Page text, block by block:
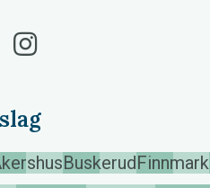
vår Facebook
Gå til vår Instagram
BuskerudFinnmark